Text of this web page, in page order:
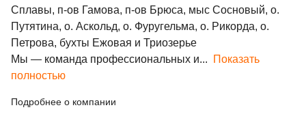
Сплавы, п-ов Гамова, п-ов Брюса, мыс Сосновый, о.
Путятина, о. Аскольд, о. Фуругельма, о. Рикорда, о.
Петрова, бухты Ежовая и Триозерье
Мы — команда профессиональных и... Показать
полностью
Подробнее о компании